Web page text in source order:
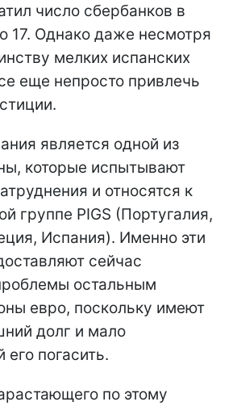
число сбербанков в
17. Однако даже несмотря
мелких испанских
еще непросто привлечь
является одной из
которые испытывают
и относятся к
группе PIGS (Португалия,
Испания). Именно эти
сейчас
остальным
евро, поскольку имеют
долг и мало
погасить.
по этому